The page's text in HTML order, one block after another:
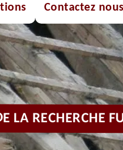
Contactez nous
LA RECHERCHE